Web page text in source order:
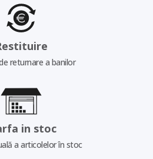
returnare a banilor
in stoc
a articolelor în stoc